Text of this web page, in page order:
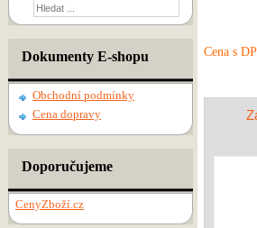
Dokumenty E-shopu
Obchodní podmínky
Cena dopravy
Doporučujeme
CenyZboží.cz
Cena s